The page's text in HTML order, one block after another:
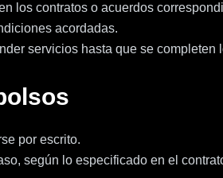
los contratos o acuerdos
acordadas.
servicios hasta que se completen
por escrito.
según lo especificado en el